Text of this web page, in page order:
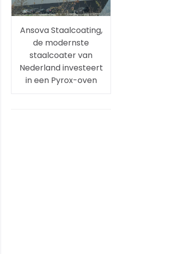
Ansova Staalcoating,
de modernste
staalcoater van
Nederland investeert
in een Pyrox-oven